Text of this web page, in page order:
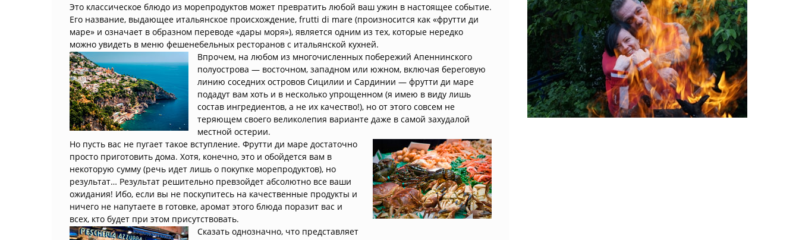
Это классическое блюдо из морепродуктов может превратить любой ваш ужин в настоящее событие.
Его название, выдающее итальянское происхождение, frutti di mare (произносится как «фрутти ди
маре» и означает в образном переводе «дары моря»), является одним из тех, которые нередко
можно увидеть в меню фешенебельных ресторанов с итальянской кухней.
Впрочем, на любом из многочисленных побережий Апеннинского
полуострова — восточном, западном или южном, включая береговую
линию соседних островов Сицилии и Сардинии — фрутти ди маре
подадут вам хоть и в несколько упрощенном (я имею в виду лишь
состав ингредиентов, а не их качество!), но от этого совсем не
теряющем своего великолепия варианте даже в самой захудалой
местной остерии.
Но пусть вас не пугает такое вступление. Фрутти ди маре достаточно
просто приготовить дома. Хотя, конечно, это и обойдется вам в
некоторую сумму (речь идет лишь о покупке морепродуктов), но
результат… Результат решительно превзойдет абсолютно все ваши
ожидания! Ибо, если вы не поскупитесь на качественные продукты и
ничего не напутаете в готовке, аромат этого блюда поразит вас и
всех, кто будет при этом присутствовать.
Сказать однозначно, что представляет